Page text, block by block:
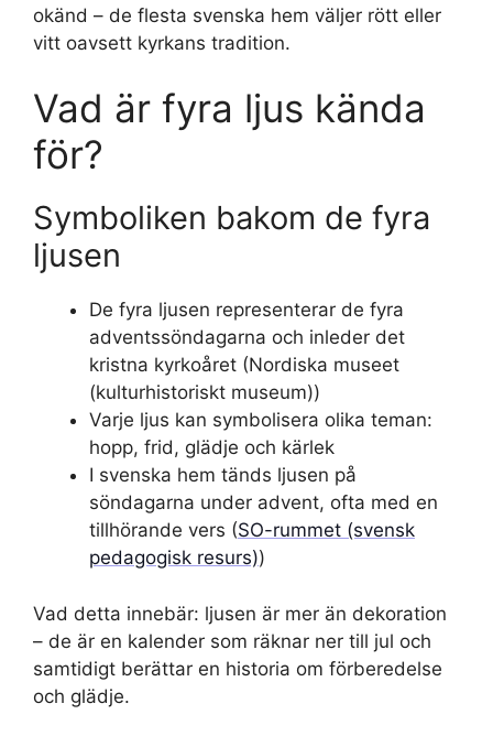
okänd – de flesta svenska hem väljer rött eller
vitt oavsett kyrkans tradition.
Vad är fyra ljus kända
för?
Symboliken bakom de fyra
ljusen
De fyra ljusen representerar de fyra
adventssöndagarna och inleder det
kristna kyrkoåret (Nordiska museet
(kulturhistoriskt museum))
Varje ljus kan symbolisera olika teman:
hopp, frid, glädje och kärlek
I svenska hem tänds ljusen på
söndagarna under advent, ofta med en
tillhörande vers (SO-rummet (svensk
pedagogisk resurs))
Vad detta innebär: ljusen är mer än dekoration
– de är en kalender som räknar ner till jul och
samtidigt berättar en historia om förberedelse
och glädje.